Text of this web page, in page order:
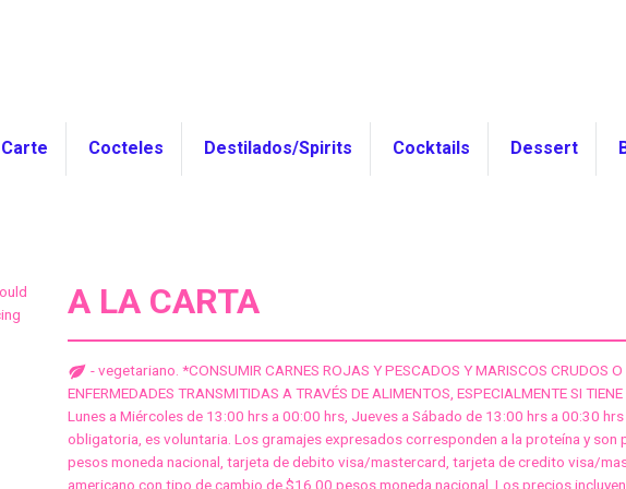
CITY MENU
Cocteles Destilados/Spirits Cocktails Dessert
A LA CARTA
- vegetariano. *CONSUMIR CARNES ROJAS Y PESCADOS Y MARISCOS CRUDOS O
ENFERMEDADES TRANSMITIDAS A TRAVÉS DE ALIMENTOS, ESPECIALMENTE SI
Lunes a Miércoles de 13:00 hrs a 00:00 hrs, Jueves a Sábado de 13:00 hrs a 00:30
obligatoria, es voluntaria. Los gramajes expresados corresponden a la proteína y
pesos moneda nacional, tarjeta de debito visa/mastercard, tarjeta de credito visa/
americano con tipo de cambio de $16.00 pesos moneda nacional. Los precios